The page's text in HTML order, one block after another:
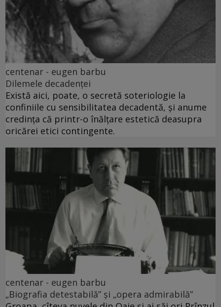
centenar - eugen barbu
Dilemele decadenței
Există aici, poate, o secretă soteriologie la
confiniile cu sensibilitatea decadentă, și anume
credința că printr-o înălțare estetică deasupra
oricărei etici contingente.
centenar - eugen barbu
„Biografia detestabilă” și „opera admirabilă”